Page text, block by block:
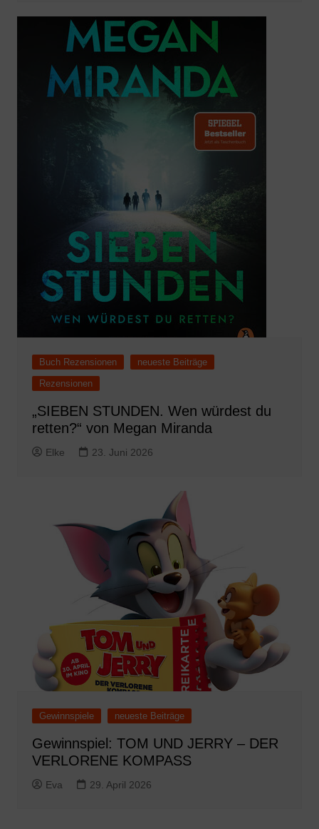
Buch Rezensionen
neueste Beiträge
Rezensionen
„SIEBEN STUNDEN. Wen würdest du
retten?“ von Megan Miranda
Elke 23. Juni 2026
Gewinnspiele neueste Beiträge
Gewinnspiel: TOM UND JERRY – DER
VERLORENE KOMPASS
Eva 29. April 2026